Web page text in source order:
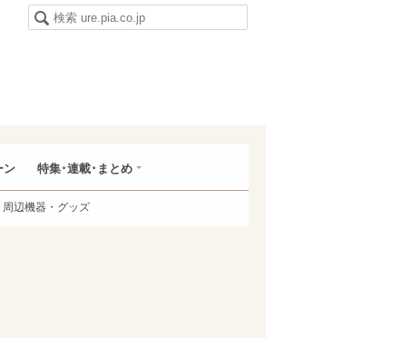
ン 特集･連載･まとめ
周辺機器・グッズ